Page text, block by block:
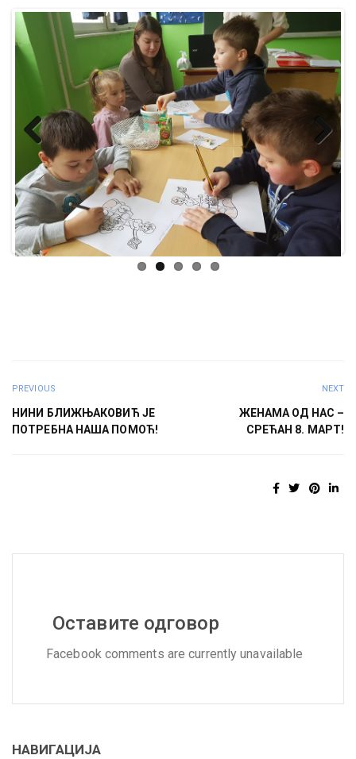
Previ
ous
Next
PREVIOUS
НИНИ БЛИЖЊАКОВИЋ ЈЕ
ПОТРЕБНА НАША ПОМОЋ!
NEXT
ЖЕНАМА ОД НАС –
СРЕЋАН 8. МАРТ!
Оставите одговор
Facebook comments are currently unavailable
НАВИГАЦИЈА